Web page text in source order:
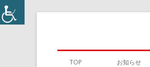
コ
TOP お知らせ